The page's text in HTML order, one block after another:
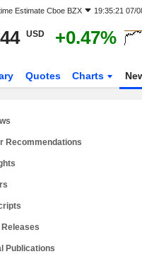
Estimate Cboe BZX 19:35:21 07/
USD +0.47%
Quotes Charts
Recommendations
Publications